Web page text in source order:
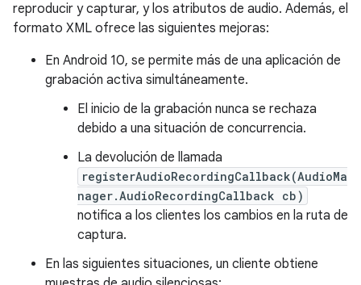
reproducir y capturar, y los atributos de audio. Además, el
formato XML ofrece las siguientes mejoras:
En Android 10, se permite más de una aplicación de
grabación activa simultáneamente.
El inicio de la grabación nunca se rechaza
debido a una situación de concurrencia.
La devolución de llamada
registerAudioRecordingCallback(AudioMa
nager.AudioRecordingCallback cb)
notifica a los clientes los cambios en la ruta de
captura.
En las siguientes situaciones, un cliente obtiene